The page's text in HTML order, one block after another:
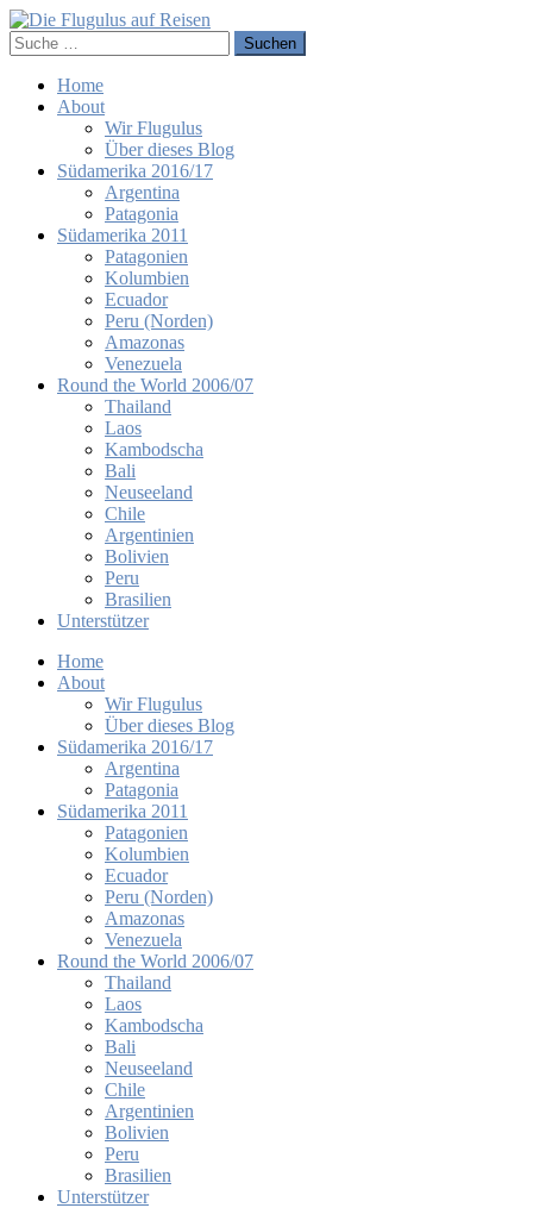
Home
About
Wir Flugulus
Über dieses Blog
Südamerika 2016/17
Argentina
Patagonia
Südamerika 2011
Patagonien
Kolumbien
Ecuador
Peru (Norden)
Amazonas
Venezuela
Round the World 2006/07
Thailand
Laos
Kambodscha
Bali
Neuseeland
Chile
Argentinien
Bolivien
Peru
Brasilien
Unterstützer
Home
About
Wir Flugulus
Über dieses Blog
Südamerika 2016/17
Argentina
Patagonia
Südamerika 2011
Patagonien
Kolumbien
Ecuador
Peru (Norden)
Amazonas
Venezuela
Round the World 2006/07
Thailand
Laos
Kambodscha
Bali
Neuseeland
Chile
Argentinien
Bolivien
Peru
Brasilien
Unterstützer